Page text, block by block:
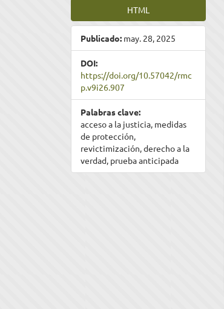
HTML
Publicado: may. 28, 2025
DOI:
https://doi.org/10.57042/rmc
p.v9i26.907
Palabras clave:
acceso a la justicia, medidas
de protección,
revictimización, derecho a la
verdad, prueba anticipada